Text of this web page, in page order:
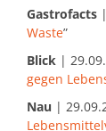
Gastrofacts
Waste”
Blick |
gegen
Nau |